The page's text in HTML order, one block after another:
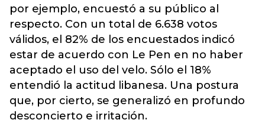
por ejemplo, encuestó a su público al
respecto. Con un total de 6.638 votos
válidos, el 82% de los encuestados indicó
estar de acuerdo con Le Pen en no haber
aceptado el uso del velo. Sólo el 18%
entendió la actitud libanesa. Una postura
que, por cierto, se generalizó en profundo
desconcierto e irritación.